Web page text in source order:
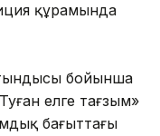
құрамында
бойынша
елге тағзым»
бағыттағы